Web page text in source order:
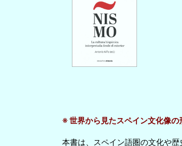
※ 世界から見たスペイン文化像
本書は、スペイン語圏の文化や